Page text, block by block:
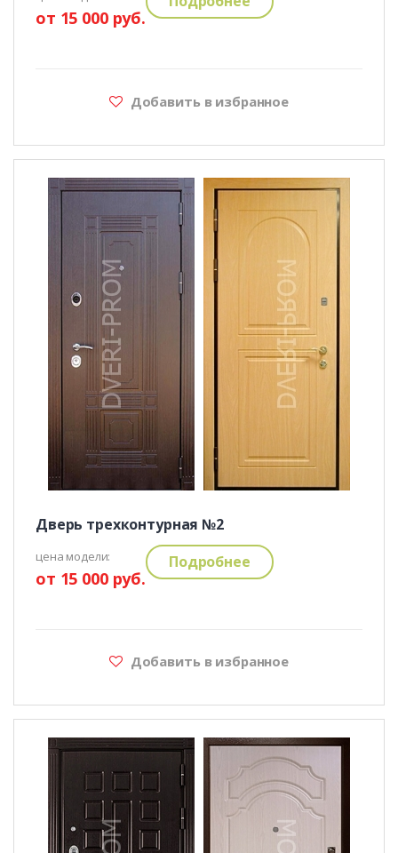
от 15 000 руб.
Добавить в избранное
Дверь трехконтурная №2
цена модели:
от 15 000 руб.
Подробнее
Добавить в избранное